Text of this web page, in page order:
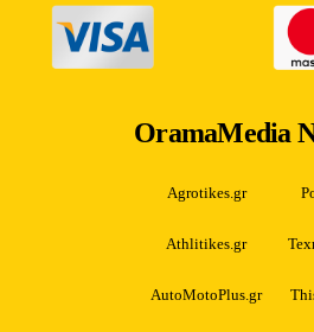
OramaMedia
Agrotikes.gr
Athlitikes.gr
AutoMotoPlus.gr